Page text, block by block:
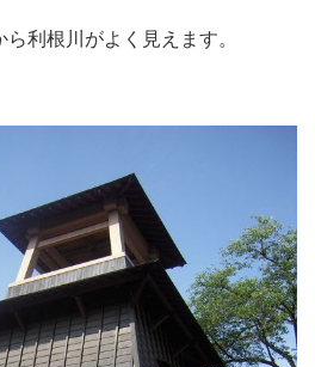
利根川がよく見えます。